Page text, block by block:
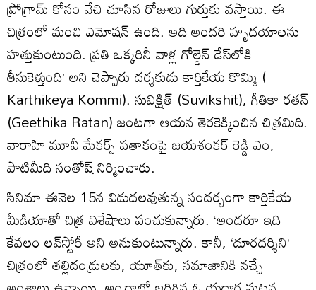
ప్రోగ్రామ్‌ కోసం వేచి చూసిన రోజులు గుర్తుకు వస్తాయి. ఈ
చిత్రంలో మంచి ఎమోషన్‌ ఉంది. అది అందరి హృదయాలను
హత్తుకుంటుంది. ప్రతి ఒక్కరినీ వాళ్ల గోల్డెన్‌ డేస్‌లోకి
తీసుకెళ్తుంది’ అని చెప్పారు దర్శకుడు కార్తికేయ కొమ్మి (
Karthikeya Kommi). సువిక్షిత్ (Suvikshit), గీతికా రతన్
(Geethika Ratan) జంటగా ఆయన తెరకెక్కించిన చిత్రమిది.
వారాహి మూవీ మేకర్స్‌ పతాకంపై జయశంకర్‌ రెడ్డి ఎం,
పాటిమీది సంతోష్‌ నిర్మించారు.
సినిమా ఈనెల 15న విడుదలవుతున్న సందర్భంగా కార్తికేయ
మీడియాతో చిత్ర విశేషాలు పంచుకున్నారు. ‘అందరూ ఇది
కేవలం లవ్‌స్టోరీ అని అనుకుంటున్నారు. కానీ, ‘దూరదర్శిని’
చిత్రంలో తల్లిదండ్రులకు, యూత్‌కు, సమాజానికి నచ్చే